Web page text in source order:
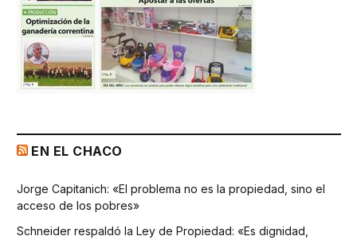
EN EL CHACO
Jorge Capitanich: «El problema no es la propiedad, sino el
acceso de los pobres»
Schneider respaldó la Ley de Propiedad: «Es dignidad,